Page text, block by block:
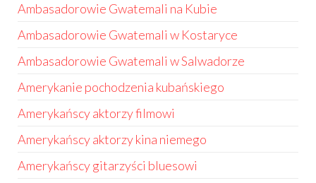
Ambasadorowie Gwatemali na Kubie
Ambasadorowie Gwatemali w Kostaryce
Ambasadorowie Gwatemali w Salwadorze
Amerykanie pochodzenia kubańskiego
Amerykańscy aktorzy filmowi
Amerykańscy aktorzy kina niemego
Amerykańscy gitarzyści bluesowi